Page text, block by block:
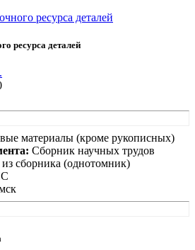
ресурса деталей
ресурса деталей
материалы (кроме рукописных)
Сборник научных трудов
из сборника (однотомник)